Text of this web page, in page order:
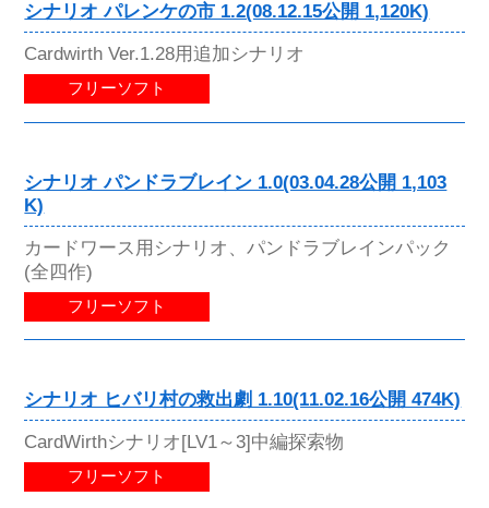
シナリオ パレンケの市 1.2(08.12.15公開 1,120K)
Cardwirth Ver.1.28用追加シナリオ
フリーソフト
シナリオ パンドラブレイン 1.0(03.04.28公開 1,103
K)
カードワース用シナリオ、パンドラブレインパック
(全四作)
フリーソフト
シナリオ ヒバリ村の救出劇 1.10(11.02.16公開 474K)
CardWirthシナリオ[LV1～3]中編探索物
フリーソフト